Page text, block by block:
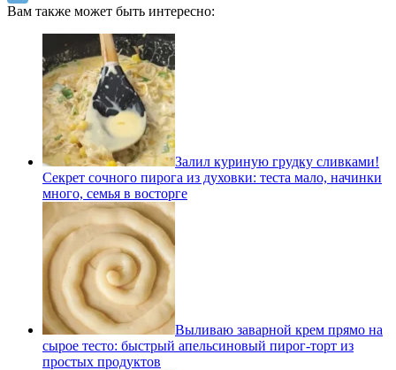
Вам также может быть интересно:
Залил куриную грудку сливками!
Секрет сочного пирога из духовки: теста мало, начинки
много, семья в восторге
Выливаю заварной крем прямо на
сырое тесто: быстрый апельсиновый пирог-торт из
простых продуктов